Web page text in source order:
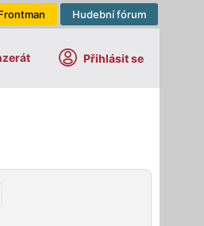
Hudební fórum
Přihlásit se